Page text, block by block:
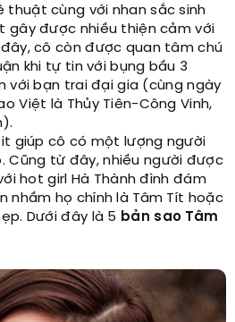
thuật cùng với nhan sắc sinh
gây được nhiều thiện cảm với
cô còn được quan tâm chú
khi tự tin với bụng bầu 3
với bạn trai đại gia (cùng ngày
Việt là Thủy Tiên-Công Vinh,
giúp cô có một lượng người
Cũng từ đây, nhiều người được
hot girl Hà Thành đình đám
nhầm họ chính là Tâm Tít hoặc
Dưới đây là 5 bản sao Tâm